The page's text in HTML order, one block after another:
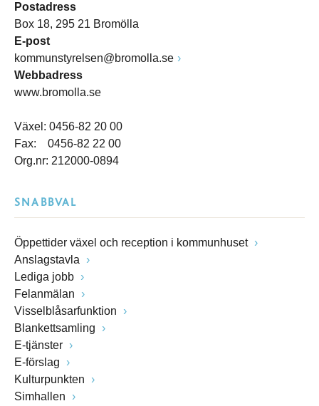
Postadress
Box 18, 295 21 Bromölla
E-post
kommunstyrelsen@bromolla.se
Webbadress
www.bromolla.se
Växel: 0456-82 20 00
Fax: 0456-82 22 00
Org.nr: 212000-0894
SNABBVAL
Öppettider växel och reception i kommunhuset
Anslagstavla
Lediga jobb
Felanmälan
Visselblåsarfunktion
Blankettsamling
E-tjänster
E-förslag
Kulturpunkten
Simhallen